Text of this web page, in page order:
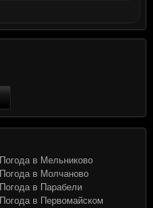
Погода в Мельниково
Погода в Молчаново
Погода в Парабели
Погода в Первомайском